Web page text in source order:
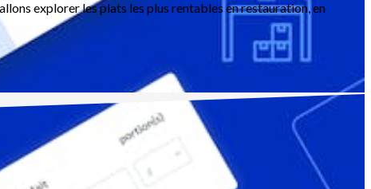
explorer les plats les plus rentables en restauration, en